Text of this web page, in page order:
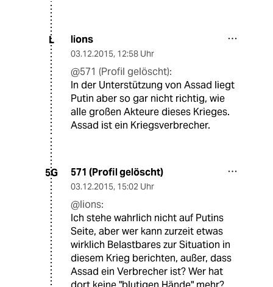
L lions
03.12.2015, 12:58 Uhr
@571 (Profil gelöscht):
In der Unterstützung von Assad liegt
Putin aber so gar nicht richtig, wie
alle großen Akteure dieses Krieges.
Assad ist ein Kriegsverbrecher.
5G 571 (Profil gelöscht)
03.12.2015, 15:02 Uhr
@lions:
Ich stehe wahrlich nicht auf Putins
Seite, aber wer kann zurzeit etwas
wirklich Belastbares zur Situation in
diesem Krieg berichten, außer, dass
Assad ein Verbrecher ist? Wer hat